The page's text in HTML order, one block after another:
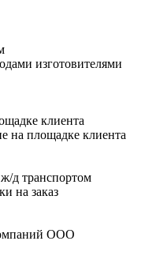
изготовителями
клиента
на площадке клиента
д транспортом
на заказ
ООО